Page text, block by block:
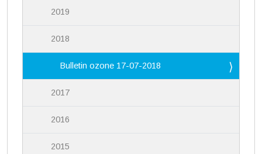
2019
2018
Bulletin ozone 17-07-2018
2017
2016
2015